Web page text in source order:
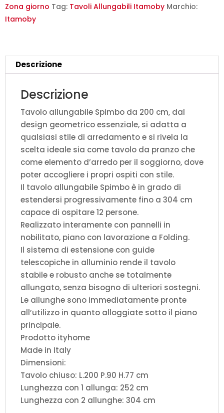
bianco
frassino
Zona giorno Tag: Tavoli Allungabili Itamoby Marchio:
Itamoby
Descrizione
Descrizione
Tavolo allungabile Spimbo da 200 cm, dal
design geometrico essenziale, si adatta a
qualsiasi stile di arredamento e si rivela la
scelta ideale sia come tavolo da pranzo che
come elemento d’arredo per il soggiorno, dove
poter accogliere i propri ospiti con stile.
Il tavolo allungabile Spimbo è in grado di
estendersi progressivamente fino a 304 cm
capace di ospitare 12 persone.
Realizzato interamente con pannelli in
nobilitato, piano con lavorazione a Folding.
Il sistema di estensione con guide
telescopiche in alluminio rende il tavolo
stabile e robusto anche se totalmente
allungato, senza bisogno di ulteriori sostegni.
Le allunghe sono immediatamente pronte
all’utilizzo in quanto alloggiate sotto il piano
principale.
Prodotto ityhome
Made in Italy
Dimensioni:
Tavolo chiuso: L.200 P.90 H.77 cm
Lunghezza con 1 allunga: 252 cm
Lunghezza con 2 allunghe: 304 cm